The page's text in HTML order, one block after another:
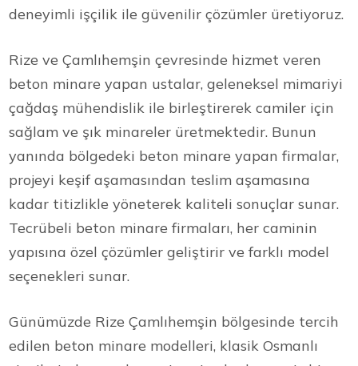
deneyimli işçilik ile güvenilir çözümler üretiyoruz.
Rize ve Çamlıhemşin çevresinde hizmet veren
beton minare yapan ustalar, geleneksel mimariyi
çağdaş mühendislik ile birleştirerek camiler için
sağlam ve şık minareler üretmektedir. Bunun
yanında bölgedeki beton minare yapan firmalar,
projeyi keşif aşamasından teslim aşamasına
kadar titizlikle yöneterek kaliteli sonuçlar sunar.
Tecrübeli beton minare firmaları, her caminin
yapısına özel çözümler geliştirir ve farklı model
seçenekleri sunar.
Günümüzde Rize Çamlıhemşin bölgesinde tercih
edilen beton minare modelleri, klasik Osmanlı